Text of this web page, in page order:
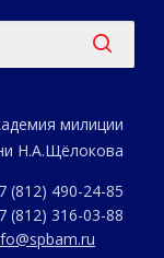
милиции
Н.А.Щёлокова
(812) 490-24-85
(812) 316-03-88